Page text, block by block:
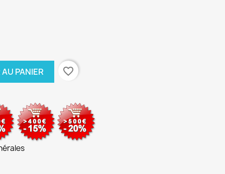
PANIER favorite_border